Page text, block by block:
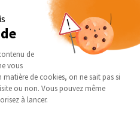
NOS DOMAINES
D’INTERVENTION
EXTENSION
RÉNOVATION INTÉRIEURE
TRAVAUX EXTÉRIEURS
du
de
vous
de cookies, on ne sait pas si
ou non. Vous pouvez même
à lancer.
consent